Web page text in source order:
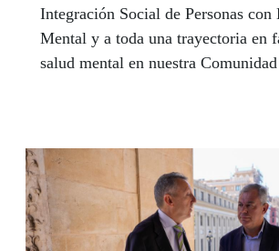
Integración Social de Personas con
Mental y a toda una trayectoria en
salud mental en nuestra
problema grave de salud mental.
FAISEM, Silvia Maraver, reconoce
artículo que su inclusión en la
camino fácil pero aboga por la suma